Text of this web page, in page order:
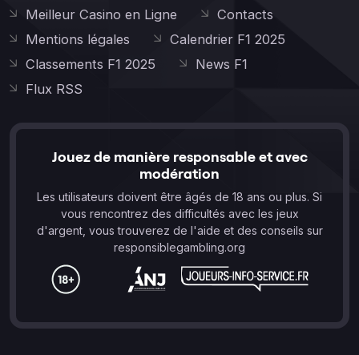
Meilleur Casino en Ligne
Contacts
Mentions légales
Calendrier F1 2025
Classements F1 2025
News F1
Flux RSS
Jouez de manière responsable et avec
modération
Les utilisateurs doivent être âgés de 18 ans ou plus. Si
vous rencontrez des difficultés avec les jeux
d'argent, vous trouverez de l'aide et des conseils sur
responsiblegambling.org